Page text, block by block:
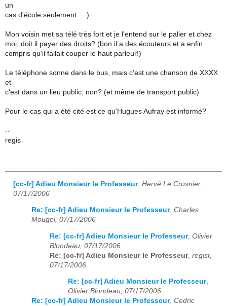
un
cas d'école seulement ... )
Mon voisin met sa télé très fort et je l'entend sur le palier et chez
moi, doit il payer des droits? (bon il a des écouteurs et a enfin
compris qu'il fallait couper le haut parleur!)
Le téléphone sonne dans le bus, mais c'est une chanson de XXXX
et
c'est dans un lieu public, non? (et même de transport public)
Pour le cas qui a été cité est ce qu'Hugues Aufray est informé?
--
regis
[cc-fr] Adieu Monsieur le Professeur, Hervé Le Crosnier,
07/17/2006
Re: [cc-fr] Adieu Monsieur le Professeur, Charles
Mougel, 07/17/2006
Re: [cc-fr] Adieu Monsieur le Professeur, Olivier
Blondeau, 07/17/2006
Re: [cc-fr] Adieu Monsieur le Professeur, regisr,
07/17/2006
Re: [cc-fr] Adieu Monsieur le Professeur,
Olivier Blondeau, 07/17/2006
Re: [cc-fr] Adieu Monsieur le Professeur, Cedric